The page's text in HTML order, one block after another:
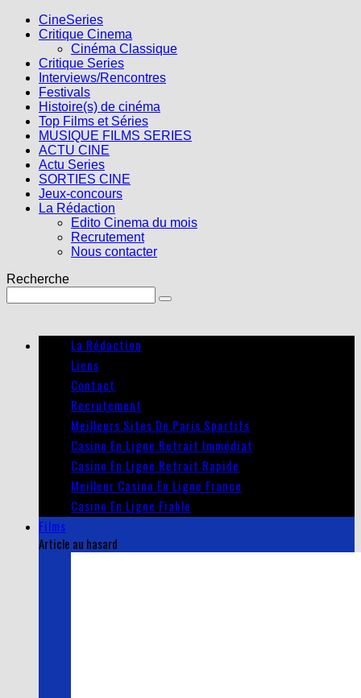
CineSeries
Critique Cinema
Cinéma Classique
Critique Series
Interviews/Rencontres
Festivals
Histoire(s) de cinéma
Top Films et Séries
MUSIQUE FILMS SERIES
ACTU CINE
Actu Series
SORTIES CINE
Jeux-concours
La Rédaction
Edito Cinema du mois
Recrutement
Nous contacter
Recherche
La Rédaction
Liens
Contact
Recrutement
Meilleurs Sites De Paris Sportifs
Casino En Ligne Retrait Immédiat
Casino En Ligne Retrait Rapide
Meilleur Casino En Ligne France
Casino En Ligne Fiable
Films
Article au hasard